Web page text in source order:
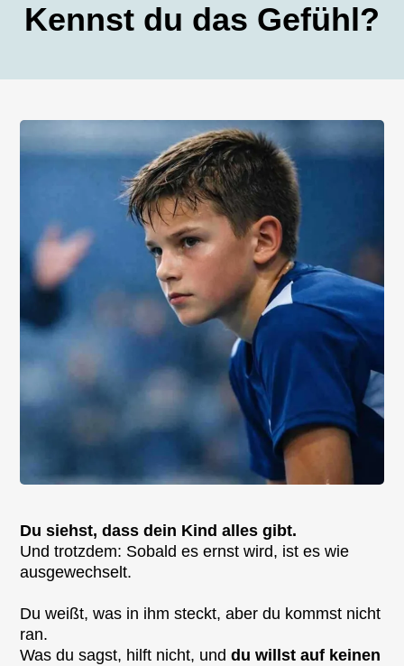
Kennst du das Gefühl?
Du siehst, dass dein Kind alles gibt.
Und trotzdem: Sobald es ernst wird, ist es wie
ausgewechselt.
Du weißt, was in ihm steckt, aber du kommst nicht
ran.
Was du sagst, hilft nicht, und du willst auf keinen